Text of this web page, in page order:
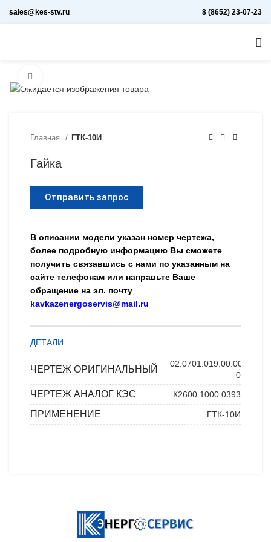
sales@kes-stv.ru 8 (8652) 23-07-23
Главная ГТК-10И
Гайка
Отправить запрос
В описании модели указан номер чертежа,
более подробную информацию Вы сможете
получить связавшись с нами по указанным на
сайте телефонам или направьте Ваше
обращение на эл. почту
kavkazenergoservis@mail.ru
ДЕТАЛИ
ЧЕРТЕЖ ОРИГИНАЛЬНЫЙ
02.0701.019.00.00-
01
ЧЕРТЕЖ АНАЛОГ КЭС К2600.1000.0393
ПРИМЕНЕНИЕ ГТК-10И